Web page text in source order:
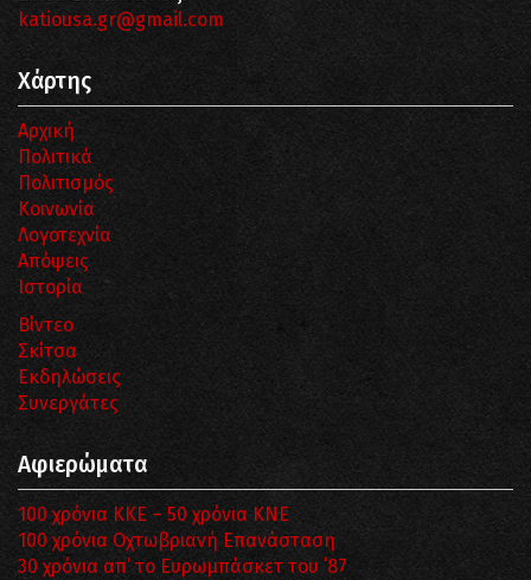
katiousa.gr@gmail.com
Χάρτης
Αρχική
Πολιτικά
Πολιτισμός
Κοινωνία
Λογοτεχνία
Απόψεις
Ιστορία
Βίντεο
Σκίτσα
Εκδηλώσεις
Συνεργάτες
Αφιερώματα
100 χρόνια ΚΚΕ – 50 χρόνια ΚΝΕ
100 χρόνια Οχτωβριανή Επανάσταση
30 χρόνια απ’ το Ευρωμπάσκετ του ΄87